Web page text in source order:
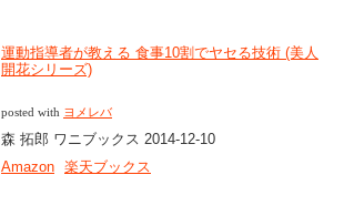
運動指導者が教える 食事10割でヤセる技術 (美人
開花シリーズ)
posted with ヨメレバ
森 拓郎 ワニブックス 2014-12-10
Amazon 楽天ブックス